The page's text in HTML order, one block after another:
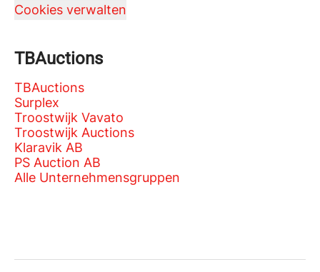
Cookies verwalten
TBAuctions
TBAuctions
Surplex
Troostwijk Vavato
Troostwijk Auctions
Klaravik AB
PS Auction AB
Alle Unternehmensgruppen